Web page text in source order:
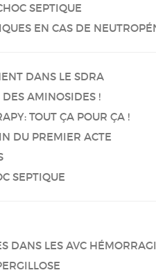
SEPTIQUE
EN CAS DE
DANS LE SDRA
DES AMINOSIDES !
TOUT ÇA POUR ÇA !
DU PREMIER ACTE
SEPTIQUE
DANS LES AVC